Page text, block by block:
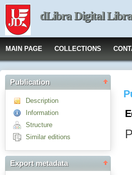
dLibra Digital
MAIN PAGE COLLECTIONS
Publication
Description
Information
Structure
Similar editions
Export metadata